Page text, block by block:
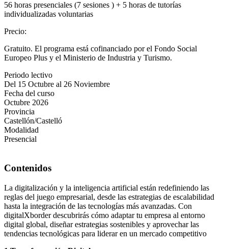
56 horas presenciales (7 sesiones ) + 5 horas de tutorías
individualizadas voluntarias
Precio:
Gratuito. El programa está cofinanciado por el Fondo Social
Europeo Plus y el Ministerio de Industria y Turismo.
Periodo lectivo
Del 15 Octubre al 26 Noviembre
Fecha del curso
Octubre 2026
Provincia
Castellón/Castelló
Modalidad
Presencial
Contenidos
La digitalización y la inteligencia artificial están redefiniendo las
reglas del juego empresarial, desde las estrategias de escalabilidad
hasta la integración de las tecnologías más avanzadas. Con
digitalXborder descubrirás cómo adaptar tu empresa al entorno
digital global, diseñar estrategias sostenibles y aprovechar las
tendencias tecnológicas para liderar en un mercado competitivo